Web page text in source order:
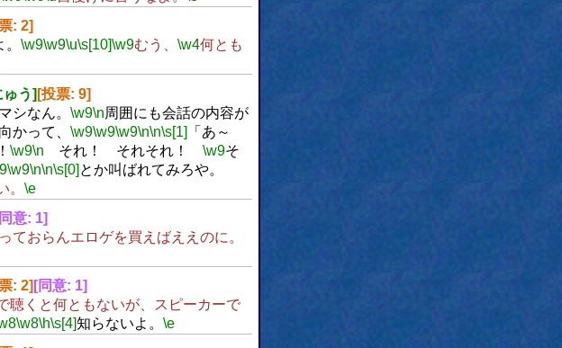
: 2]
\w9\w9\u\s[10]\w9むう、 \w4何とも
ゅう] [投票: 9]
シなん。 \w9\n周囲にも会話の内容が
かって、 \w9\w9\w9\n\n\s[1] 「あ～
\w9\n それ！ それそれ！ \w9そ
\w9\n\n\s[0] とか叫ばれてみろや。
。 \e
意: 1]
ておらんエロゲを買えばええのに。
: 2] [同意: 1]
聴くと何ともないが、スピーカーで
\w8\h\s[4]知らないよ。 \e